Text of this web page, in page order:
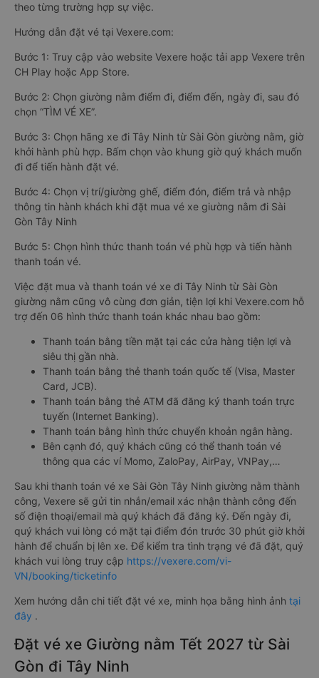
theo từng trường hợp sự việc.
Hướng dẫn đặt vé tại Vexere.com:
Bước 1: Truy cập vào website Vexere hoặc tải app Vexere trên
CH Play hoặc App Store.
Bước 2: Chọn giường nằm điểm đi, điểm đến, ngày đi, sau đó
chọn “TÌM VÉ XE”.
Bước 3: Chọn hãng xe đi Tây Ninh từ Sài Gòn giường nằm, giờ
khởi hành phù hợp. Bấm chọn vào khung giờ quý khách muốn
đi để tiến hành đặt vé.
Bước 4: Chọn vị trí/giường ghế, điểm đón, điểm trả và nhập
thông tin hành khách khi đặt mua vé xe giường nằm đi Sài
Gòn Tây Ninh
Bước 5: Chọn hình thức thanh toán vé phù hợp và tiến hành
thanh toán vé.
Việc đặt mua và thanh toán vé xe đi Tây Ninh từ Sài Gòn
giường nằm cũng vô cùng đơn giản, tiện lợi khi Vexere.com hỗ
trợ đến 06 hình thức thanh toán khác nhau bao gồm:
Thanh toán bằng tiền mặt tại các cửa hàng tiện lợi và
siêu thị gần nhà.
Thanh toán bằng thẻ thanh toán quốc tế (Visa, Master
Card, JCB).
Thanh toán bằng thẻ ATM đã đăng ký thanh toán trực
tuyến (Internet Banking).
Thanh toán bằng hình thức chuyển khoản ngân hàng.
Bên cạnh đó, quý khách cũng có thể thanh toán vé
thông qua các ví Momo, ZaloPay, AirPay, VNPay,…
Sau khi thanh toán vé xe Sài Gòn Tây Ninh giường nằm thành
công, Vexere sẽ gửi tin nhắn/email xác nhận thành công đến
số điện thoại/email mà quý khách đã đăng ký. Đến ngày đi,
quý khách vui lòng có mặt tại điểm đón trước 30 phút giờ khởi
hành để chuẩn bị lên xe. Để kiểm tra tình trạng vé đã đặt, quý
khách vui lòng truy cập https://vexere.com/vi-
VN/booking/ticketinfo
Xem hướng dẫn chi tiết đặt vé xe, minh họa bằng hình ảnh tại
đây .
Đặt vé xe Giường nằm Tết 2027 từ Sài
Gòn đi Tây Ninh